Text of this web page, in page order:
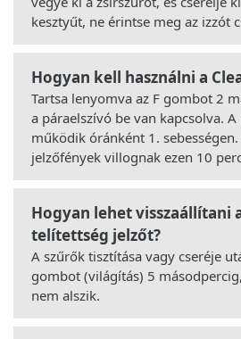
kesztyűt, ne érintse meg az izzót
Hogyan kell használni a
Tartsa lenyomva az F gombot 2
a páraelszívó be van kapcsolva.
működik óránként 1. sebességen.
jelzőfények villognak ezen 10
Hogyan lehet visszaállítani
telítettség jelzőt?
A szűrők tisztítása vagy cseréje
gombot (világítás) 5
nem alszik.